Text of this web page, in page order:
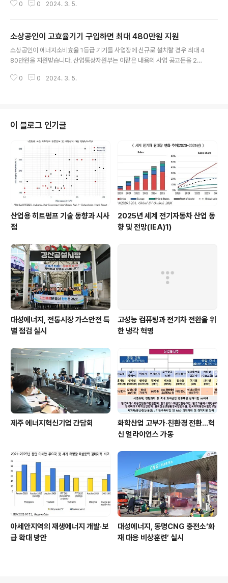
내용은 다음과 같습니다. ▶ 선도기술 확보 미래 친환경선
진시스템 개발과 액화천연가스(LNG) 선박 기술 초격차 확
보를 위한 부품 개발 등이 포함됩니다. ▶ 시험기반 구축 신
기술 확산을 위한 시험기반 구축에 총 13개 과제 484억원
박용 액화수소 부품 시험센터 설립 등이 포함돼 있습니다.
0 0 2024. 3. 5.
소상공인이 고효율기기 구입하면 최대 480만원 지원
소상공인이 에너지소비효율 1등급 기기를 사업장에 신규로 설치할 경우 최대 4
80만원을 지원받습니다. 산업통상자원부는 이같은 내용의 사업 공고문을 26
는다고 밝혔습니다. 지원 대상 제품은 ▲냉‧난방기 ▲냉장고 ▲세탁기 ▲건조
월 25일 오픈 예정)를 통해 신청 가능하며, 상세 내용은 한전 본사 061-345-1
550~1554로 문의하면 안내 받을 수 있습니다. 접수 기간은 올해 12월 말까지
0 0 2024. 3. 5.
이 블로그 인기글
산업용 히트펌프 기술 동향과 시사
점
2025년 세계 전기자동차 산업 동
향 및 전망(IEA)1)
대성에너지, 전통시장 가스안전 특
별 점검 실시
고성능 컴퓨팅과 전기차 전환을 위
한 냉각 혁명
제주 에너지혁신기업 간담회
화학산업 고부가‧친환경 전환…혁
신 얼라이언스 가동
아세안지역의 재생에너지 개발·보
급 확대 방안
대성에너지, 동명CNG 충전소‘화
재 대응 비상훈련’ 실시